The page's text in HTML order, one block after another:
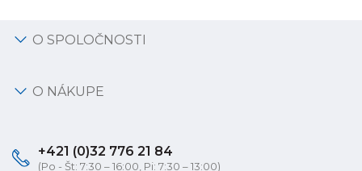
O SPOLOČNOSTI
O NÁKUPE
+421 (0)32 776 21 84
(Po - Št: 7:30 – 16:00, Pi: 7:30 – 13:00)